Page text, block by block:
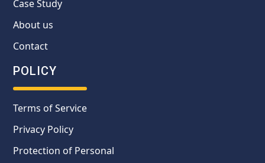
Case Study
About us
Contact
POLICY
Terms of Service
Privacy Policy
Protection of Personal